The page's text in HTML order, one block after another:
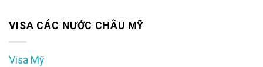
VISA CÁC NƯỚC CHÂU MỸ
Visa Mỹ